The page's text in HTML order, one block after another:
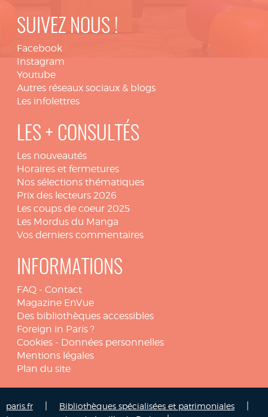
SUIVEZ NOUS !
Facebook
Instagram
Youtube
Autres réseaux sociaux & blogs
Les infolettres
LES + CONSULTÉS
Les nouveautés
Horaires et fermetures
Nos sélections thématiques
Prix des lecteurs 2026
Les coups de coeur 2025
Les Mordus du Manga
Vos derniers commentaires
INFORMATIONS
FAQ - Contact
Magazine EnVue
Des bibliothèques accessibles
Foreign in Paris ?
Cookies - Données personnelles
Mentions légales
Plan du site
paris.fr Bibliothèques spécialisées et patrimoniales